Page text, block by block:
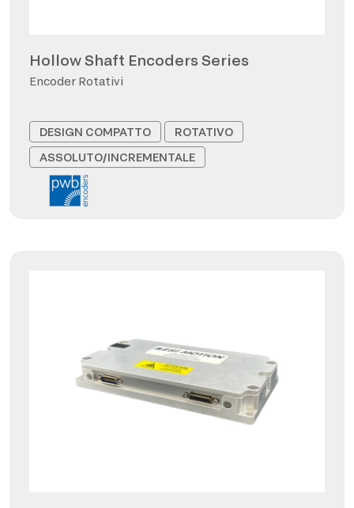
Hollow Shaft Encoders Series
Encoder Rotativi
DESIGN COMPATTO
ROTATIVO
ASSOLUTO/INCREMENTALE